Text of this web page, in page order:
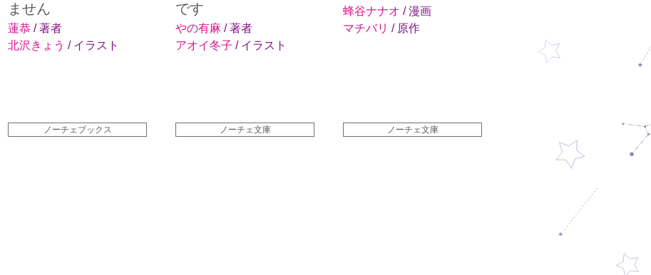
ません
蓮恭 / 著者
北沢きょう / イラスト
です
やの有麻 / 著者
アオイ冬子 / イラスト
蜂谷ナナオ / 漫画
マチバリ / 原作
ノーチェブックス ノーチェ文庫 ノーチェ文庫